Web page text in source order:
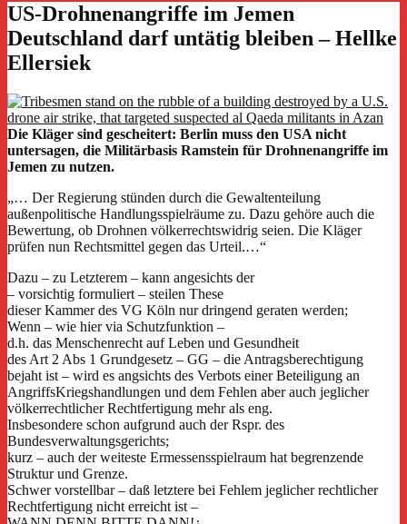
US-Drohnenangriffe im Jemen
Deutschland darf untätig bleiben – Hellke
Ellersiek
Die Kläger sind gescheitert: Berlin muss den USA nicht
untersagen, die Militärbasis Ramstein für Drohnenangriffe im
Jemen zu nutzen.
„… Der Regierung stünden durch die Gewaltenteilung
außenpolitische Handlungsspielräume zu. Dazu gehöre auch die
Bewertung, ob Drohnen völkerrechtswidrig seien. Die Kläger
prüfen nun Rechtsmittel gegen das Urteil.…“
Dazu – zu Letzterem – kann angesichts der
– vorsichtig formuliert – steilen These
dieser Kammer des VG Köln nur dringend geraten werden;
Wenn – wie hier via Schutzfunktion –
d.h. das Menschenrecht auf Leben und Gesundheit
des Art 2 Abs 1 Grundgesetz – GG – die Antragsberechtigung
bejaht ist – wird es angsichts des Verbots einer Beteiligung an
AngriffsKriegshandlungen und dem Fehlen aber auch jeglicher
völkerrechtlicher Rechtfertigung mehr als eng.
Insbesondere schon aufgrund auch der Rspr. des
Bundesverwaltungsgerichts;
kurz – auch der weiteste Ermessensspielraum hat begrenzende
Struktur und Grenze.
Schwer vorstellbar – daß letztere bei Fehlem jeglicher rechtlicher
Rechtfertigung nicht erreicht ist –